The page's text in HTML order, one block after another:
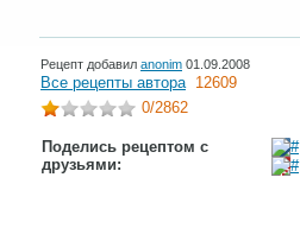
Рецепт добавил anonim 01.09.2008
Все рецепты автора 12609
0/2862
Поделись рецептом с
друзьями: